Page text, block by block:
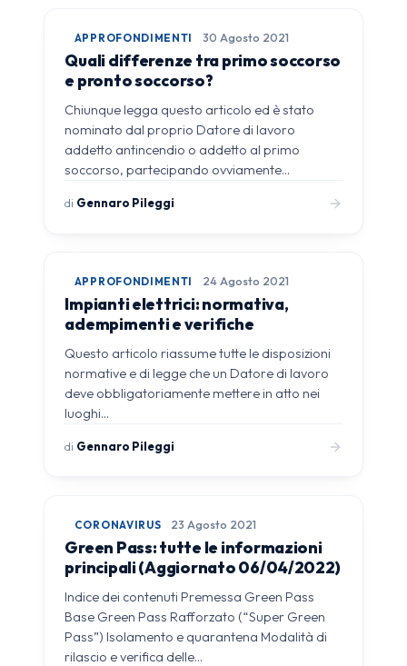
APPROFONDIMENTI 30 Agosto 2021
Quali differenze tra primo soccorso
e pronto soccorso?
Chiunque legga questo articolo ed è stato
nominato dal proprio Datore di lavoro
addetto antincendio o addetto al primo
soccorso, partecipando ovviamente…
di Gennaro Pileggi
APPROFONDIMENTI 24 Agosto 2021
Impianti elettrici: normativa,
adempimenti e verifiche
Questo articolo riassume tutte le disposizioni
normative e di legge che un Datore di lavoro
deve obbligatoriamente mettere in atto nei
luoghi…
di Gennaro Pileggi
CORONAVIRUS 23 Agosto 2021
Green Pass: tutte le informazioni
principali (Aggiornato 06/04/2022)
Indice dei contenuti Premessa Green Pass
Base Green Pass Rafforzato (“Super Green
Pass”) Isolamento e quarantena Modalità di
rilascio e verifica delle…